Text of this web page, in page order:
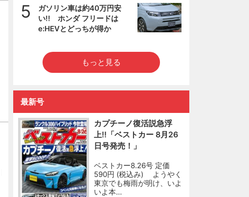
5
ガソリン車は約40万円安
い!! ホンダ フリードは
e:HEVとどっちが得か
もっと見る
最新号
カプチーノ復活説急浮
上!!「ベストカー 8月26
日号発売！」
ベストカー8.26号 定価
590円 (税込み) ようやく
東京でも梅雨が明け、いよ
いよ本…